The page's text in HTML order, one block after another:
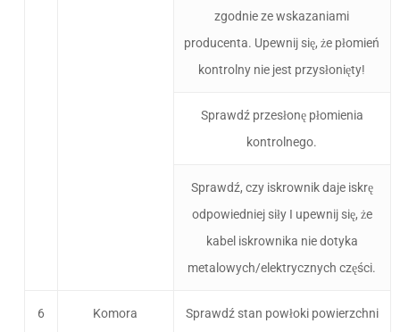
zgodnie ze wskazaniami
producenta. Upewnij się, że płomień
kontrolny nie jest przysłonięty!
Sprawdź przesłonę płomienia
kontrolnego.
Sprawdź, czy iskrownik daje iskrę
odpowiedniej siły I upewnij się, że
kabel iskrownika nie dotyka
metalowych/elektrycznych części.
6
Komora
Sprawdź stan powłoki powierzchni